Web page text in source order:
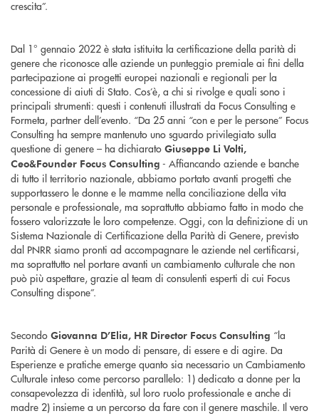
crescita”.
Dal 1° gennaio 2022 è stata istituita la certificazione della parità di
genere che riconosce alle aziende un punteggio premiale ai fini della
partecipazione ai progetti europei nazionali e regionali per la
concessione di aiuti di Stato. Cos’è, a chi si rivolge e quali sono i
principali strumenti: questi i contenuti illustrati da Focus Consulting e
Formeta, partner dell’evento. “Da 25 anni “con e per le persone” Focus
Consulting ha sempre mantenuto uno sguardo privilegiato sulla
questione di genere – ha dichiarato Giuseppe Li Volti,
Ceo&Founder Focus Consulting - Affiancando aziende e banche
di tutto il territorio nazionale, abbiamo portato avanti progetti che
supportassero le donne e le mamme nella conciliazione della vita
personale e professionale, ma soprattutto abbiamo fatto in modo che
fossero valorizzate le loro competenze. Oggi, con la definizione di un
Sistema Nazionale di Certificazione della Parità di Genere, previsto
dal PNRR siamo pronti ad accompagnare le aziende nel certificarsi,
ma soprattutto nel portare avanti un cambiamento culturale che non
può più aspettare, grazie al team di consulenti esperti di cui Focus
Consulting dispone”.
Secondo Giovanna D’Elia, HR Director Focus Consulting “la
Parità di Genere è un modo di pensare, di essere e di agire. Da
Esperienze e pratiche emerge quanto sia necessario un Cambiamento
Culturale inteso come percorso parallelo: 1) dedicato a donne per la
consapevolezza di identità, sul loro ruolo professionale e anche di
madre 2) insieme a un percorso da fare con il genere maschile. Il vero